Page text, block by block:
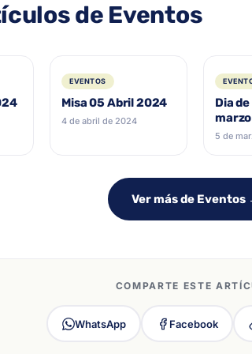
de Eventos
EVENTOS
Misa 05 Abril 2024
4 de abril de 2024
Dia
5 de
Ver más de Eventos
COMPARTE ESTE
WhatsApp Facebook